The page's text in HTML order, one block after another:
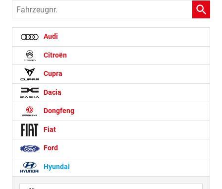
Fahrzeugnr.
Audi
Citroën
Cupra
Dacia
Dongfeng
Fiat
Ford
Hyundai